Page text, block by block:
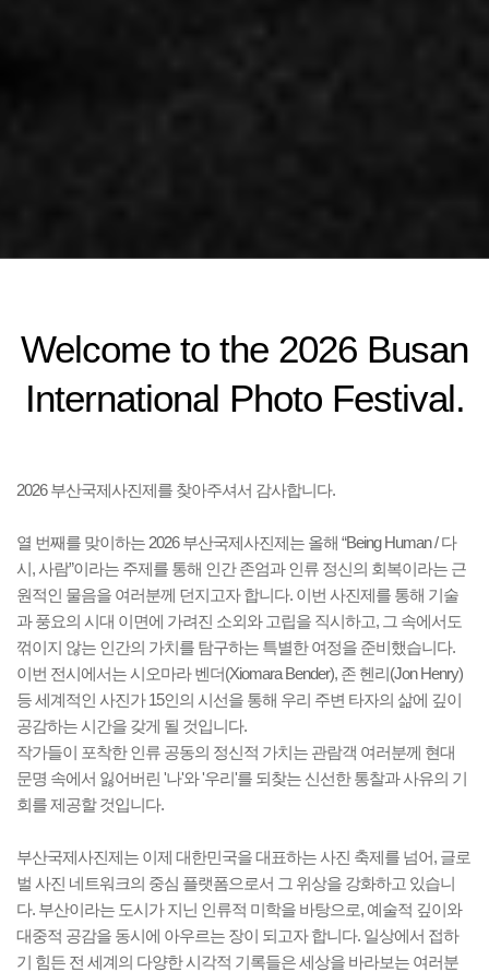
Welcome to the 2026 Busan
International Photo Festival.
2026 부산국제사진제를 찾아주셔서 감사합니다.
열 번째를 맞이하는 2026 부산국제사진제는 올해 “Being Human / 다
시, 사람”이라는 주제를 통해 인간 존엄과 인류 정신의 회복이라는 근
원적인 물음을 여러분께 던지고자 합니다. 이번 사진제를 통해 기술
과 풍요의 시대 이면에 가려진 소외와 고립을 직시하고, 그 속에서도
꺾이지 않는 인간의 가치를 탐구하는 특별한 여정을 준비했습니다.
이번 전시에서는 시오마라 벤더(Xiomara Bender), 존 헨리(Jon Henry)
등 세계적인 사진가 15인의 시선을 통해 우리 주변 타자의 삶에 깊이
공감하는 시간을 갖게 될 것입니다.
작가들이 포착한 인류 공동의 정신적 가치는 관람객 여러분께 현대
문명 속에서 잃어버린 '나'와 '우리'를 되찾는 신선한 통찰과 사유의 기
회를 제공할 것입니다.
부산국제사진제는 이제 대한민국을 대표하는 사진 축제를 넘어, 글로
벌 사진 네트워크의 중심 플랫폼으로서 그 위상을 강화하고 있습니
다. 부산이라는 도시가 지닌 인류적 미학을 바탕으로, 예술적 깊이와
대중적 공감을 동시에 아우르는 장이 되고자 합니다. 일상에서 접하
기 힘든 전 세계의 다양한 시각적 기록들은 세상을 바라보는 여러분